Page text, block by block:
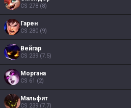
CS 278 (8)
Гарен
CS 280 (9)
Вейгар
CS 239 (7.5)
Моргана
CS 61 (2)
Мальфит
CS 239 (7.7)